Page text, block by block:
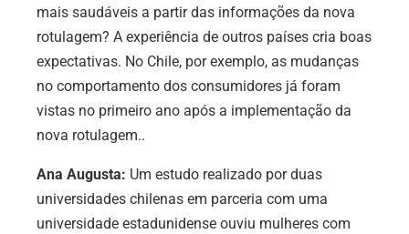
mais saudáveis a partir das informações da nova
rotulagem? A experiência de outros países cria boas
expectativas. No Chile, por exemplo, as mudanças
no comportamento dos consumidores já foram
vistas no primeiro ano após a implementação da
nova rotulagem..
Ana Augusta: Um estudo realizado por duas
universidades chilenas em parceria com uma
universidade estadunidense ouviu mulheres com